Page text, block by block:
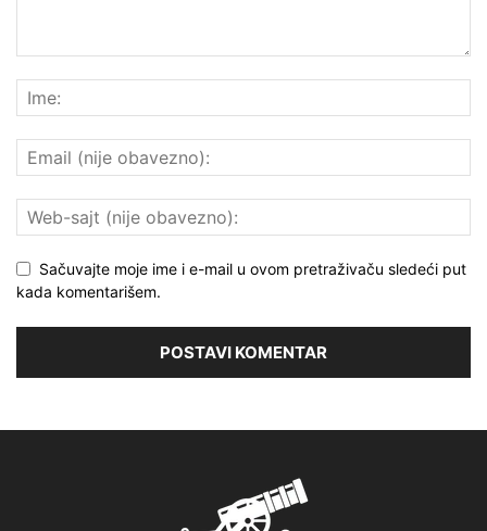
Sačuvajte moje ime i e-mail u ovom pretraživaču sledeći put
kada komentarišem.